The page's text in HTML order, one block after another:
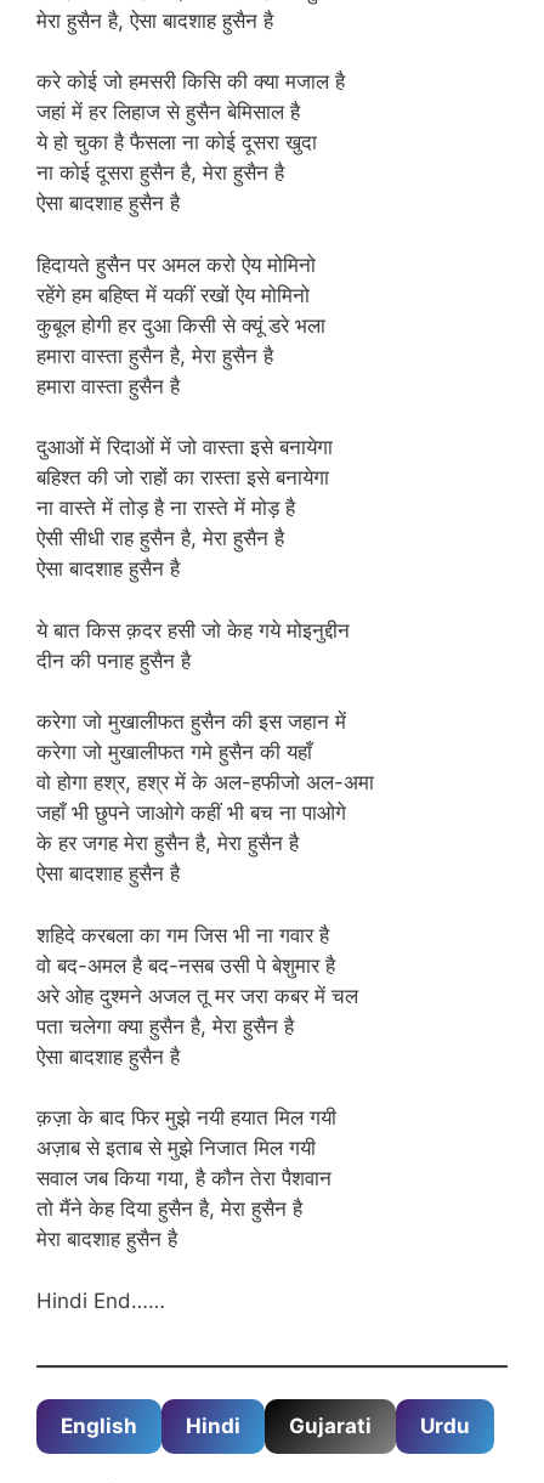
मेरा हुसैन है, ऐसा बादशाह हुसैन है
करे कोई जो हमसरी किसि की क्या मजाल है
जहां में हर लिहाज से हुसैन बेमिसाल है
ये हो चुका है फैसला ना कोई दूसरा खुदा
ना कोई दूसरा हुसैन है, मेरा हुसैन है
ऐसा बादशाह हुसैन है
हिदायते हुसैन पर अमल करो ऐय मोमिनो
रहेंगे हम बहिष्त में यकीं रखों ऐय मोमिनो
कुबूल होगी हर दुआ किसी से क्यूं डरे भला
हमारा वास्ता हुसैन है, मेरा हुसैन है
हमारा वास्ता हुसैन है
दुआओं में रिदाओं में जो वास्ता इसे बनायेगा
बहिश्त की जो राहों का रास्ता इसे बनायेगा
ना वास्ते में तोड़ है ना रास्ते में मोड़ है
ऐसी सीधी राह हुसैन है, मेरा हुसैन है
ऐसा बादशाह हुसैन है
ये बात किस क़दर हसी जो केह गये मोइनुद्दीन
दीन की पनाह हुसैन है
करेगा जो मुखालीफत हुसैन की इस जहान में
करेगा जो मुखालीफत गमे हुसैन की यहाँ
वो होगा हश्र, हश्र में के अल-हफीजो अल-अमा
जहाँ भी छुपने जाओगे कहीं भी बच ना पाओगे
के हर जगह मेरा हुसैन है, मेरा हुसैन है
ऐसा बादशाह हुसैन है
शहिदे करबला का गम जिस भी ना गवार है
वो बद-अमल है बद-नसब उसी पे बेशुमार है
अरे ओह दुश्मने अजल तू मर जरा कबर में चल
पता चलेगा क्या हुसैन है, मेरा हुसैन है
ऐसा बादशाह हुसैन है
क़ज़ा के बाद फिर मुझे नयी हयात मिल गयी
अज़ाब से इताब से मुझे निजात मिल गयी
सवाल जब किया गया, है कौन तेरा पैशवान
तो मैंने केह दिया हुसैन है, मेरा हुसैन है
मेरा बादशाह हुसैन है
Hindi End……
English Hindi Gujarati Urdu